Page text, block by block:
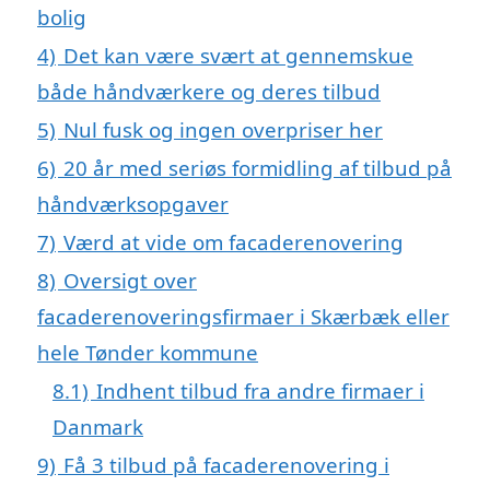
bolig
4) Det kan være svært at gennemskue
både håndværkere og deres tilbud
5) Nul fusk og ingen overpriser her
6) 20 år med seriøs formidling af tilbud på
håndværksopgaver
7) Værd at vide om facaderenovering
8) Oversigt over
facaderenoveringsfirmaer i Skærbæk eller
hele Tønder kommune
8.1) Indhent tilbud fra andre firmaer i
Danmark
9) Få 3 tilbud på facaderenovering i